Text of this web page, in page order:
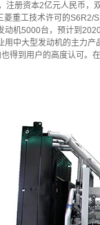
册资本2亿元人民币，
重工技术许可的
机5000台，预计到2020
中大型发动机的主力
得到用户的高度认可